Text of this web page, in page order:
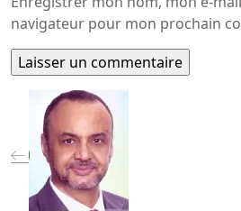
navigateur pour mon prochain